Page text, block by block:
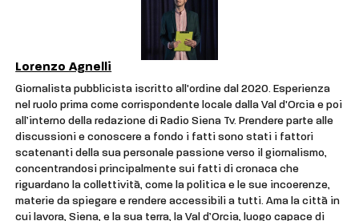
Lorenzo Agnelli
Giornalista pubblicista iscritto all'ordine dal 2020. Esperienza
nel ruolo prima come corrispondente locale dalla Val d'Orcia e poi
all’interno della redazione di Radio Siena Tv. Prendere parte alle
discussioni e conoscere a fondo i fatti sono stati i fattori
scatenanti della sua personale passione verso il giornalismo,
concentrandosi principalmente sui fatti di cronaca che
riguardano la collettività, come la politica e le sue incoerenze,
materie da spiegare e rendere accessibili a tutti. Ama la città in
cui lavora, Siena, e la sua terra, la Val d’Orcia, luogo capace di